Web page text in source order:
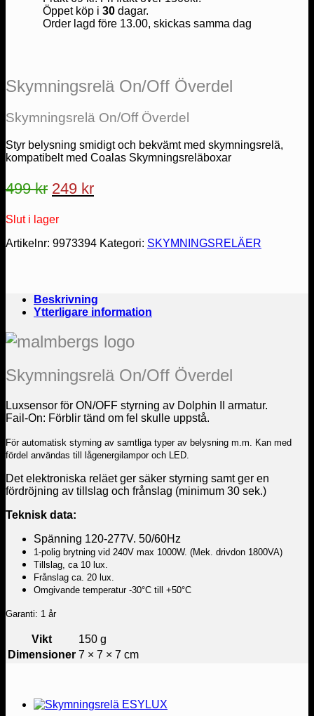
Öppet köp i 30dagar.
Order lagd före 13.00, skickas samma dag
Skymningsrelä On/Off Överdel
Skymningsrelä On/Off Överdel
Styr belysning smidigt och bekvämt med skymningsrelä,
kompatibelt med Coalas Skymningsreläboxar
499kr Det
priset
var:
249 krDet
är:
Slut i lager
Artikelnr: 9973394 Kategori: SKYMNINGSRELÄER
Beskrivning
Ytterligare information
Skymningsrelä On/Off Överdel
Luxsensor för ON/OFF styrning av Dolphin II armatur.
Fail-On: Förblir tänd om fel skulle uppstå.
För automatisk styrning av samtliga typer av belysning m.m. Kan med
fördel användas till lågenergilampor och LED.
Det elektroniska reläet ger säker styrning samt ger en
fördröjning av tillslag och frånslag (minimum 30 sek.)
Teknisk data:
Spänning 120-277V. 50/60Hz
1-polig brytning vid 240V max 1000W. (Mek. drivdon 1800VA)
Tillslag, ca 10 lux.
Frånslag ca. 20 lux.
Omgivande temperatur -30°C till +50°C
Garanti: 1 år
Vikt
150 g
Dimensioner 7 × 7 × 7 cm